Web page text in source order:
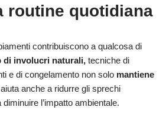
routine quotidiana
contribuiscono a qualcosa di
di involucri naturali, tecniche di
e di congelamento non solo mantiene
anche a ridurre gli sprechi
l’impatto ambientale.